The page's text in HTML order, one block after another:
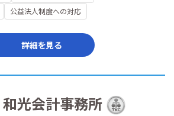
公益法人制度への対応
詳細を見る
光会計事務所